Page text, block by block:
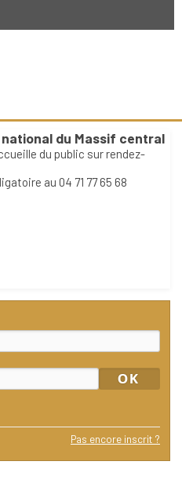
du Massif central
du public sur rendez-
au 04 71 77 65 68
Pas encore inscrit ?